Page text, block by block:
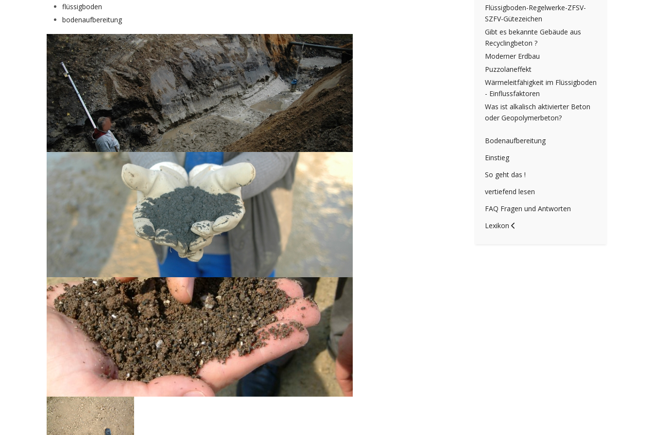
flüssigboden
bodenaufbereitung
Flüssigboden-Regelwerke-ZFSV-
SZFV-Gütezeichen
Gibt es bekannte Gebäude aus
Recyclingbeton ?
Moderner Erdbau
Puzzolaneffekt
Wärmeleitfähigkeit im Flüssigboden
- Einflussfaktoren
Was ist alkalisch aktivierter Beton
oder Geopolymerbeton?
Bodenaufbereitung
Einstieg
So geht das !
vertiefend lesen
FAQ Fragen und Antworten
Lexikon